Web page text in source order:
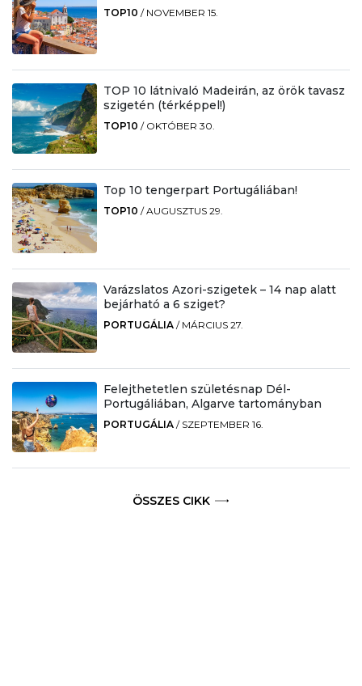
TOP10 / NOVEMBER 15.
TOP 10 látnivaló Madeirán, az örök tavasz
szigetén (térképpel!)
TOP10 / OKTÓBER 30.
Top 10 tengerpart Portugáliában!
TOP10 /AUGUSZTUS 29.
Varázslatos Azori-szigetek – 14 nap alatt
bejárható a 6 sziget?
PORTUGÁLIA / MÁRCIUS 27.
Felejthetetlen születésnap Dél-
Portugáliában, Algarve tartományban
PORTUGÁLIA / SZEPTEMBER 16.
ÖSSZES CIKK